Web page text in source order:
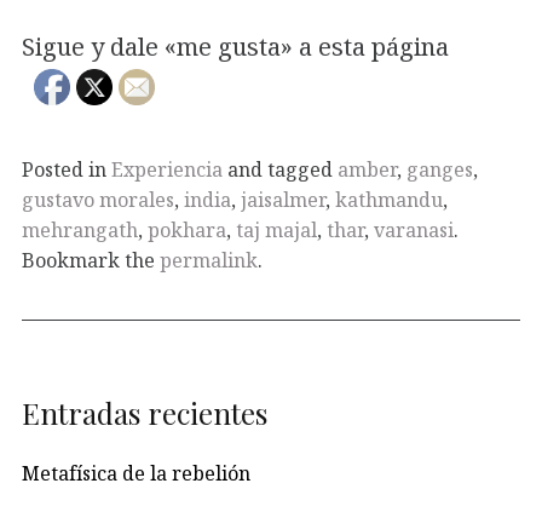
Sigue y dale «me gusta» a esta página
Posted inExperiencia and tagged amber, ganges,
gustavo morales, india, jaisalmer, kathmandu,
mehrangath, pokhara, taj majal, thar, varanasi.
Bookmark the permalink.
Entradas recientes
Metafísica de la rebelión